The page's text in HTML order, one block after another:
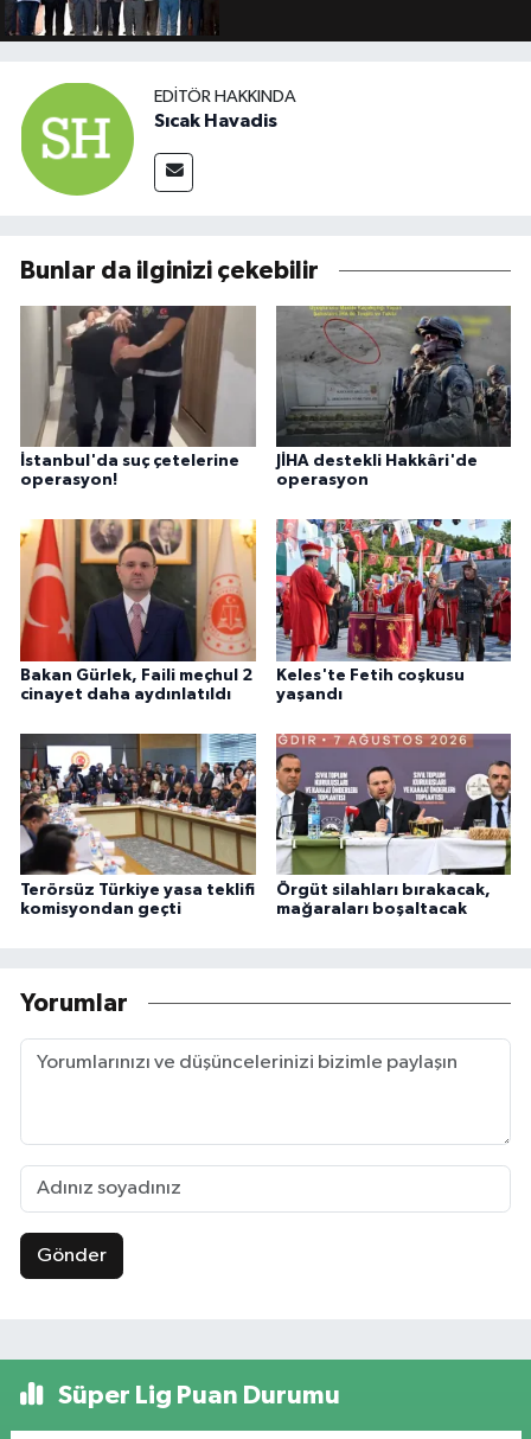
EDITÖR HAKKINDA
Sıcak Havadis
Bunlar da ilginizi çekebilir
İstanbul'da suç çetelerine
operasyon!
JİHA destekli Hakkâri'de
operasyon
Bakan Gürlek, Faili meçhul 2
cinayet daha aydınlatıldı
Keles'te Fetih coşkusu
yaşandı
Terörsüz Türkiye yasa teklifi
komisyondan geçti
Örgüt silahları bırakacak,
mağaraları boşaltacak
Yorumlar
Gönder
Süper Lig Puan Durumu